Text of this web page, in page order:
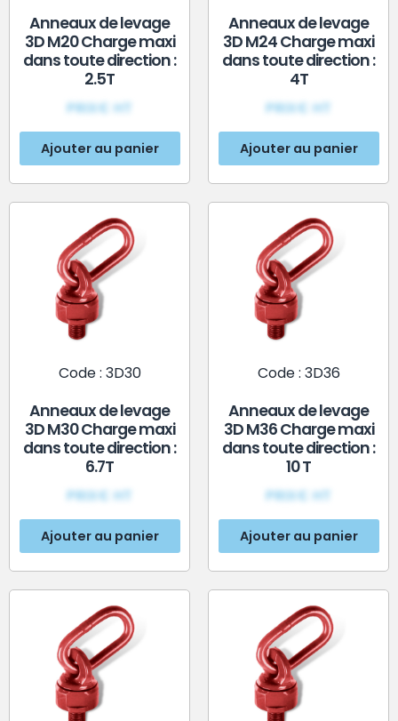
Anneaux de levage
3D M20 Charge maxi
dans toute direction :
2.5T
PRIX€ HT
Ajouter au panier
Anneaux de levage
3D M24 Charge maxi
dans toute direction :
4T
PRIX€ HT
Ajouter au panier
Code : 3D30
Anneaux de levage
3D M30 Charge maxi
dans toute direction :
6.7T
PRIX€ HT
Ajouter au panier
Code : 3D36
Anneaux de levage
3D M36 Charge maxi
dans toute direction :
10 T
PRIX€ HT
Ajouter au panier